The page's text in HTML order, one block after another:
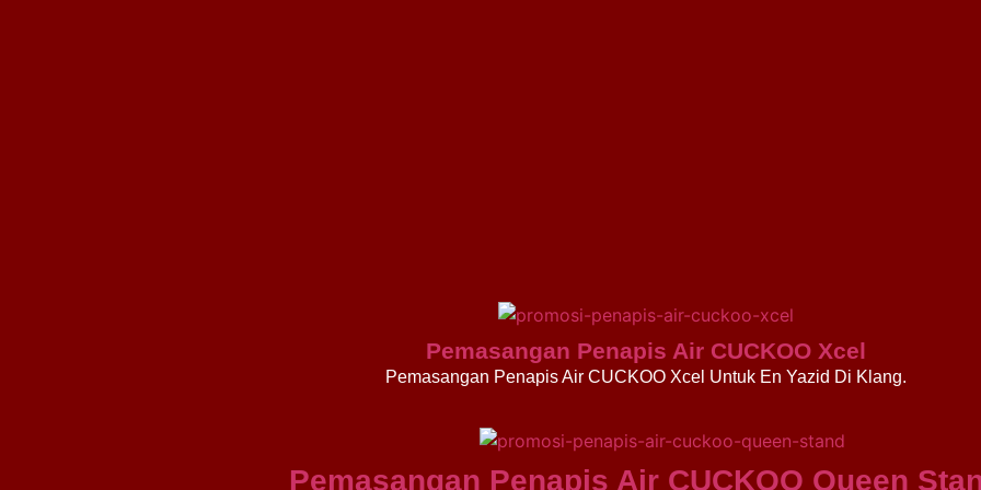
Pemasangan Penapis Air CUCKOO Xcel
Pemasangan Penapis Air CUCKOO Xcel Untuk En Yazid Di Klang.
Pemasangan Penapis Air CUCKOO Queen